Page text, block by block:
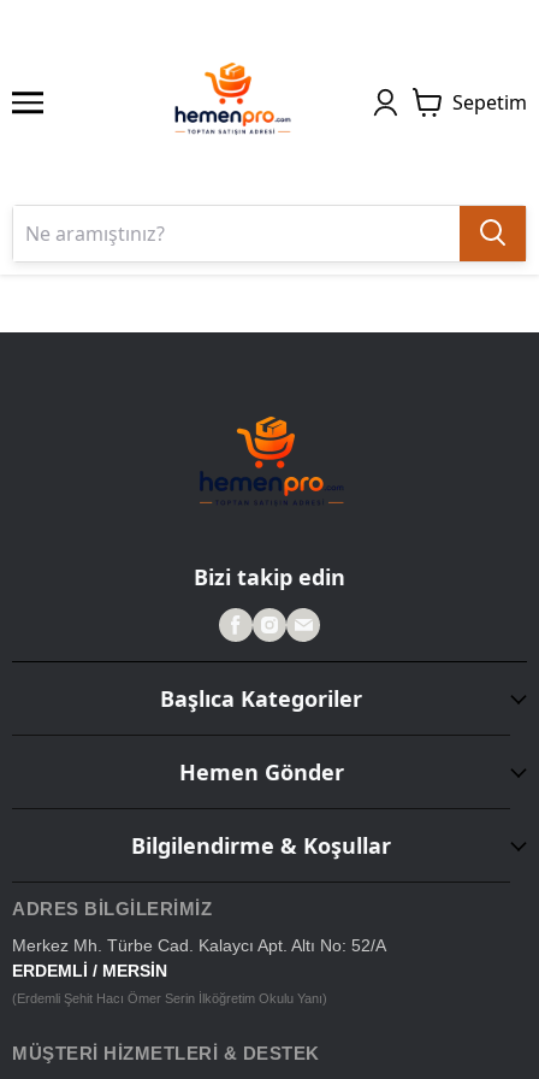
Sepetim
Bizi takip edin
Başlıca Kategoriler
Hemen Gönder
Bilgilendirme & Koşullar
ADRES BILGILERIMIZ
Merkez Mh. Türbe Cad. Kalaycı Apt. Altı No: 52/A
ERDEMLİ / MERSİN
(Erdemli Şehit Hacı Ömer Serin İlköğretim Okulu Yanı)
MÜŞTERI HIZMETLERI & DESTEK